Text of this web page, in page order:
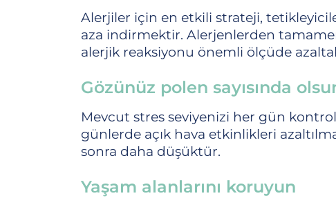
Alerjiler için en etkili strateji,
aza indirmektir. Alerjenlerden
alerjik reaksiyonu önemli ölçüde
Gözünüz polen sayısında
Mevcut stres seviyenizi her gün
günlerde açık hava etkinlikleri
sonra daha düşüktür.
Yaşam alanlarını koruyun